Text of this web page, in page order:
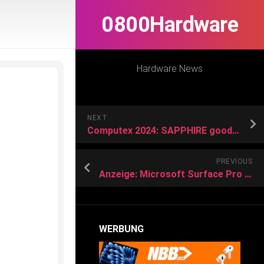
0800Hardware
Hardware News
NEXT
Computex 2024: SAPPHIRE goodies on show!
PREVIOUS
Anzeige: Microsoft Surface Pro bei Amazon günstig wie nie
WERBUNG